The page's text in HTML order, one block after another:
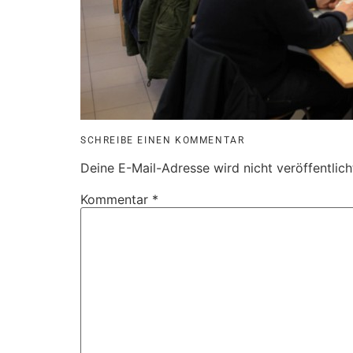
SCHREIBE EINEN KOMMENTAR
Deine E-Mail-Adresse wird nicht
Kommentar *